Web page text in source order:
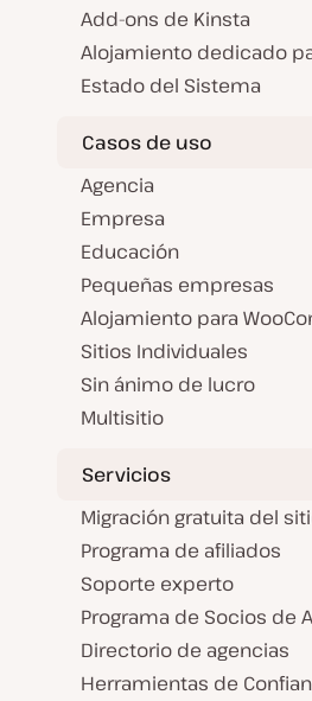
Add-ons de Kinsta
Alojamiento dedicado
Estado del Sistema
Casos de uso
Agencia
Empresa
Educación
Pequeñas empresas
Alojamiento para
Sitios Individuales
Sin ánimo de lucro
Multisitio
Servicios
Migración gratuita del
Programa de afiliados
Soporte experto
Programa de Socios de
Directorio de agencias
Herramientas de